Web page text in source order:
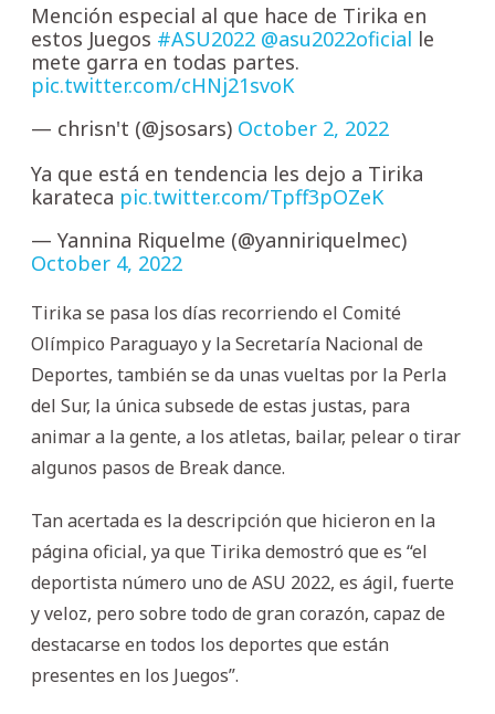
Mención especial al que hace de Tirika en
estos Juegos #ASU2022 @asu2022oficial le
mete garra en todas partes.
pic.twitter.com/cHNj21svoK
— chrisn't (@jsosars) October 2, 2022
Ya que está en tendencia les dejo a Tirika
karateca pic.twitter.com/Tpff3pOZeK
— Yannina Riquelme (@yanniriquelmec)
October 4, 2022
Tirika se pasa los días recorriendo el Comité
Olímpico Paraguayo y la Secretaría Nacional de
Deportes, también se da unas vueltas por la Perla
del Sur, la única subsede de estas justas, para
animar a la gente, a los atletas, bailar, pelear o tirar
algunos pasos de Break dance.
Tan acertada es la descripción que hicieron en la
página oficial, ya que Tirika demostró que es “el
deportista número uno de ASU 2022, es ágil, fuerte
y veloz, pero sobre todo de gran corazón, capaz de
destacarse en todos los deportes que están
presentes en los Juegos”.